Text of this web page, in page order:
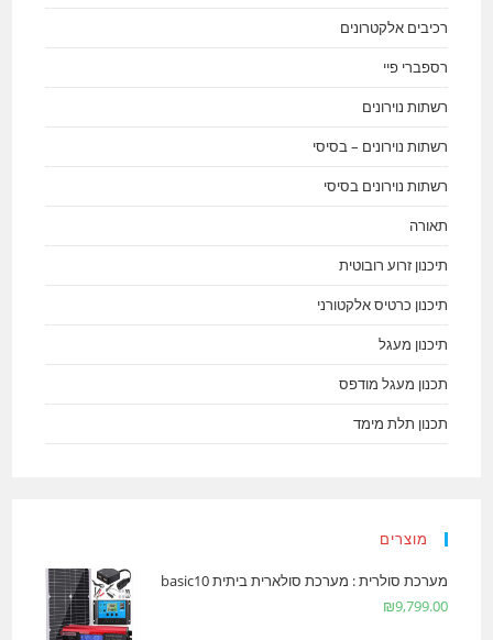
רכיבים אלקטרונים
רספברי פיי
רשתות נוירונים
רשתות נוירונים – בסיסי
רשתות נוירונים בסיסי
תאורה
תיכנון זרוע רובוטית
תיכנון כרטיס אלקטורני
תיכנון מעגל
תכנון מעגל מודפס
תכנון תלת מימד
מוצרים
מערכת סולרית : מערכת סולארית ביתית basic10
₪9,799.00